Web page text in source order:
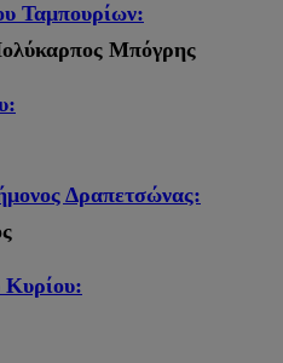
Ταμπουρίων:
Μπόγρης
Δραπετσώνας:
Κυρίου: